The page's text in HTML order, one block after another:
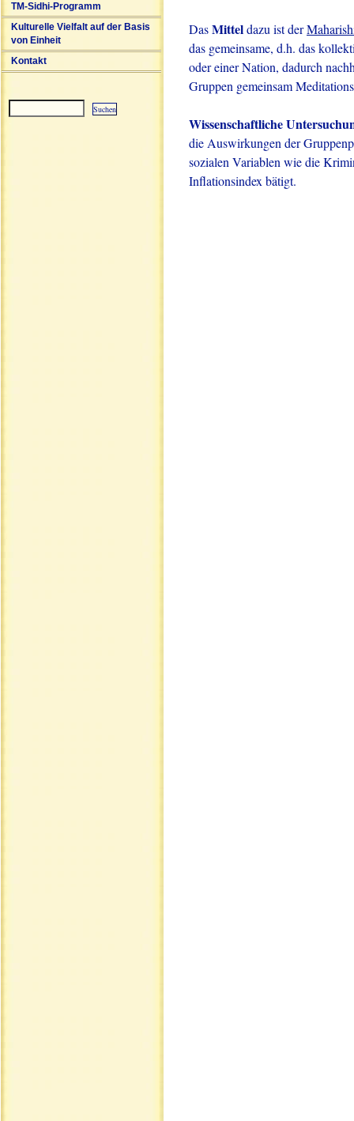
TM-Sidhi-Programm
Kulturelle Vielfalt auf der Basis
von Einheit
Kontakt
DasMitteldazu ist der
das gemeinsame, d.h. das
oder einer Nation, dadurch
Gruppen gemeinsam
Wissenschaftliche
die Auswirkungen der
sozialen Variablen wie die
Inflationsindex bätigt.